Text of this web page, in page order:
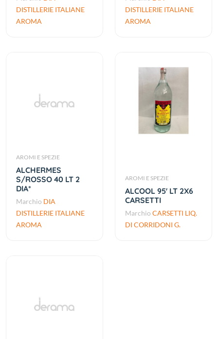
DISTILLERIE ITALIANE
AROMA
DISTILLERIE ITALIANE
AROMA
AROMI E SPEZIE
ALCHERMES
S/ROSSO 40 LT 2
DIA*
Marchio DIA
DISTILLERIE ITALIANE
AROMA
AROMI E SPEZIE
ALCOOL 95' LT 2X6
CARSETTI
Marchio CARSETTI LIQ.
DI CORRIDONI G.